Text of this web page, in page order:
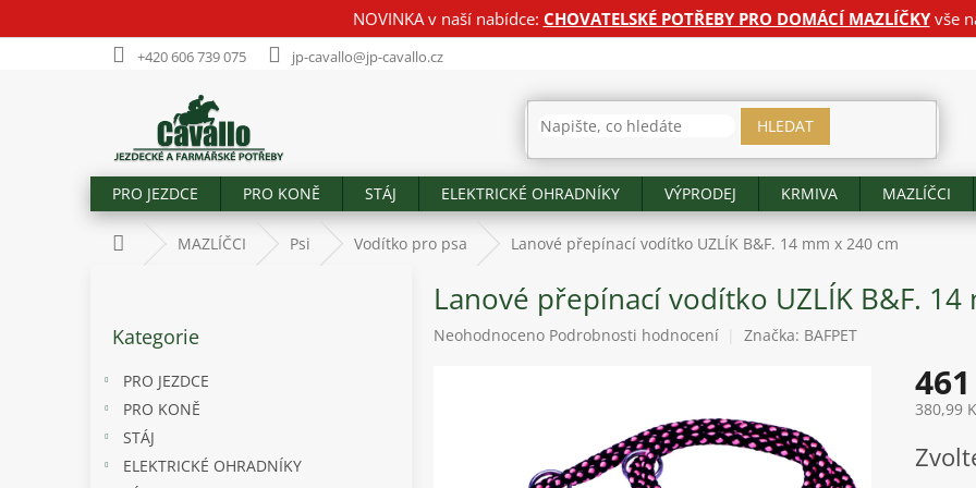
NOVINKA v naší nabídce: CHOVATELSKÉ POTŘEBY PRO DOMÁCÍ MAZLÍČKYvše
+420 606 739 075 jp-cavallo@jp-cavallo.cz
HLEDAT
PRO JEZDCE PRO KONĚ STÁJ ELEKTRICKÉ OHRADNÍKY VÝPRODEJ KRMIVA MAZLÍČCI
Domů MAZLÍČCI Psi Vodítko pro psa Lanové přepínací vodítko UZLÍK B&F. 14 mm x 240 cm
kategorie
Kategorie
PRO JEZDCE
PRO KONĚ
STÁJ
ELEKTRICKÉ OHRADNÍKY
Lanové přepínací vodítko UZLÍK B&F. 14
Průměrné
Neohodnoceno Podrobnosti hodnocení Značka: BAFPET
380,99
cena: